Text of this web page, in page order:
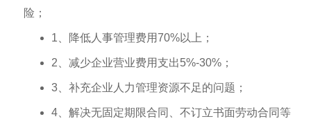
险；
1、降低人事管理费用70%以上；
2、减少企业营业费用支出5%-30%；
3、补充企业人力管理资源不足的问题；
4、解决无固定期限合同、不订立书面劳动合同等